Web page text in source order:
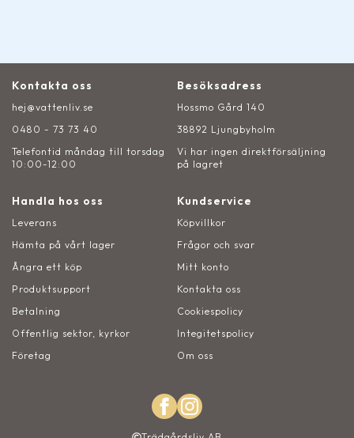
Kontakta oss
hej@vattenliv.se
0480 - 73 73 40
Telefontid måndag till torsdag
10:00-12:00
Besöksadress
Hossmo Gård 140
38892 Ljungbyholm
Vi har ingen direktförsäljning
på lagret
Handla hos oss
Leverans
Hämta på vårt lager
Ångra ett köp
Produktsupport
Betalning
Offentlig sektor, kyrkor
Företag
Kundservice
Köpvillkor
Frågor och svar
Mitt konto
Kontakta oss
Cookiespolicy
Integitetspolicy
Om oss